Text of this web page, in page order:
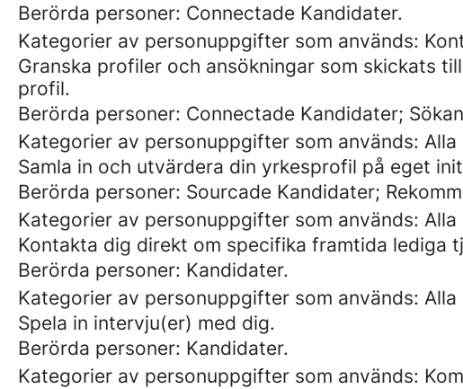
Berörda personer: Connectade Kandidater.
Kategorier av personuppgifter som används:
Granska profiler och ansökningar som skickats
profil.
Berörda personer: Connectade Kandidater;
Kategorier av personuppgifter som används:
Samla in och utvärdera din yrkesprofil på eget
Berörda personer: Sourcade Kandidater;
Kategorier av personuppgifter som används:
Kontakta dig direkt om specifika framtida lediga
Berörda personer: Kandidater.
Kategorier av personuppgifter som används:
Spela in intervju(er) med dig.
Berörda personer: Kandidater.
Kategorier av personuppgifter som används: